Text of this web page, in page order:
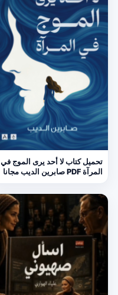
تحميل كتاب لا أحد يرى الموج في
المرآة PDF صابرين الديب مجانا